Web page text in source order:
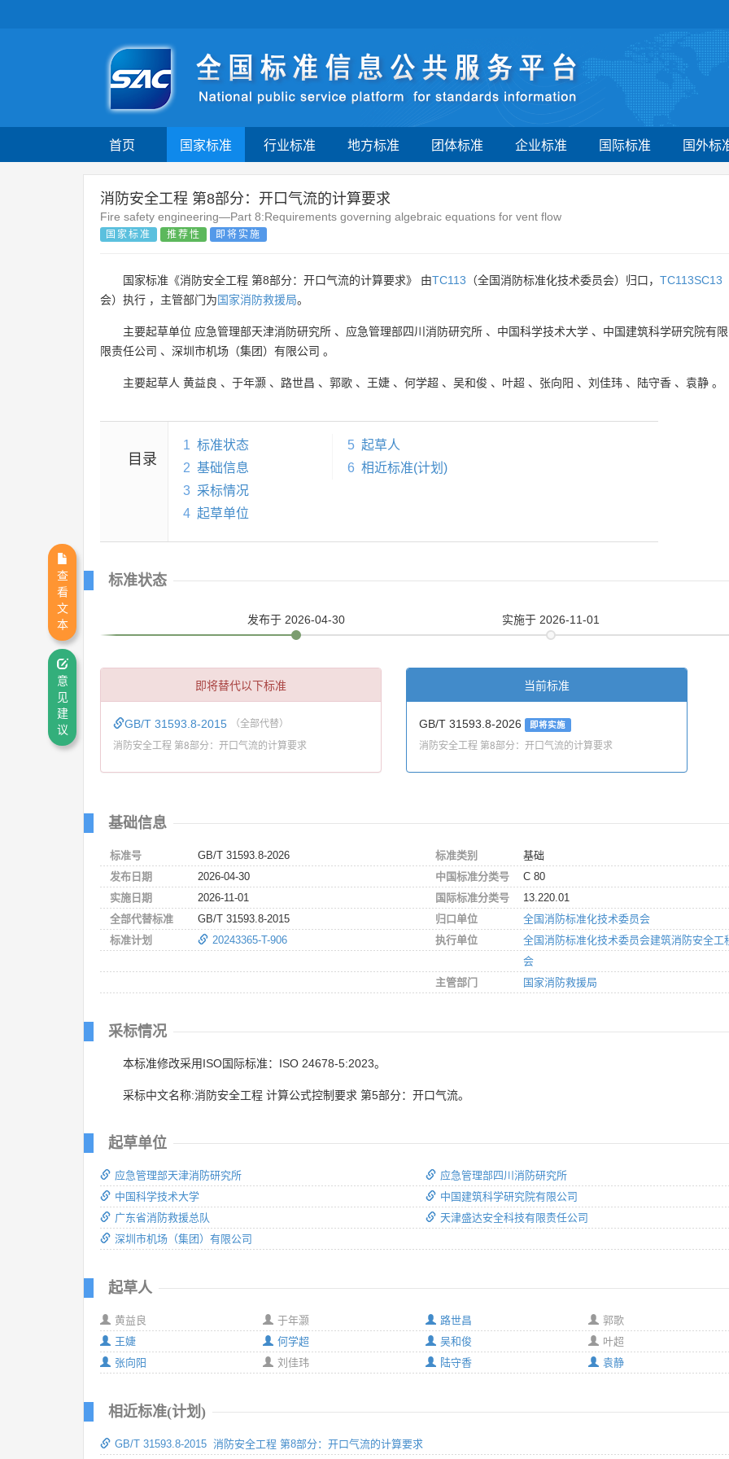
首页 国家标准 行业标准 地方标准 团体标准 企业标准 国际标准 国外标
消防安全工程 第8部分：开口气流的计算要求
Fire safety engineering—Part 8:Requirements governing algebraic equations for vent flow
国家标准 推荐性 即将实施
国家标准《消防安全工程 第8部分：开口气流的计算要求》 由TC113 （全国消防标准化技术委员会）归口， TC113SC13
会）执行 ，主管部门为国家消防救援局。
主要起草单位 应急管理部天津消防研究所 、 应急管理部四川消防研究所 、 中国科学技术大学 、 中国建筑科学研究院有
限责任公司 、 深圳市机场（集团）有限公司 。
主要起草人 黄益良 、 于年灏 、 路世昌 、 郭歌 、 王婕 、 何学超 、 吴和俊 、 叶超 、 张向阳 、 刘佳玮 、 陆守香 、 袁静 。
目录
1 标准状态
2 基础信息
3 采标情况
4 起草单位
5 起草人
6 相近标准(计划)
标准状态
发布于 2026-04-30 实施于 2026-11-01
即将替代以下标准
GB/T 31593.8-2015 （全部代替）
消防安全工程 第8部分：开口气流的计算要求
当前标准
GB/T 31593.8-2026 即将实施
消防安全工程 第8部分：开口气流的计算要求
基础信息
标准号
GB/T 31593.8-2026
发布日期
2026-04-30
实施日期
2026-11-01
全部代替标准
GB/T 31593.8-2015
标准计划
20243365-T-906
标准类别
基础
中国标准分类号
C 80
国际标准分类号
13.220.01
归口单位
全国消防标准化技术委员会
执行单位
全国消防标准化技术委员会建筑消防安全工
会
主管部门
国家消防救援局
采标情况
本标准修改采用ISO国际标准：ISO 24678-5:2023。
采标中文名称:消防安全工程 计算公式控制要求 第5部分：开口气流。
起草单位
应急管理部天津消防研究所
中国科学技术大学
广东省消防救援总队
深圳市机场（集团）有限公司
应急管理部四川消防研究所
中国建筑科学研究院有限公司
天津盛达安全科技有限责任公司
起草人
黄益良
于年灏
王婕
何学超
张向阳
刘佳玮
路世昌
郭歌
吴和俊
叶超
陆守香
袁静
相近标准(计划)
GB/T 31593.8-2015 消防安全工程 第8部分：开口气流的计算要求
查
看
文
本
意
见
建
议